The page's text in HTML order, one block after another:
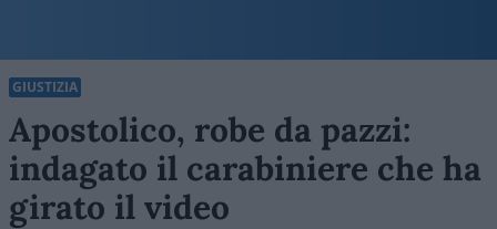
GIUSTIZIA
Apostolico, robe da pazzi:
indagato il carabiniere che ha
girato il video